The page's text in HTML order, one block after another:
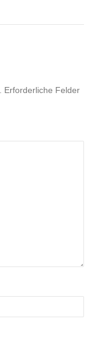
Erforderliche Felder